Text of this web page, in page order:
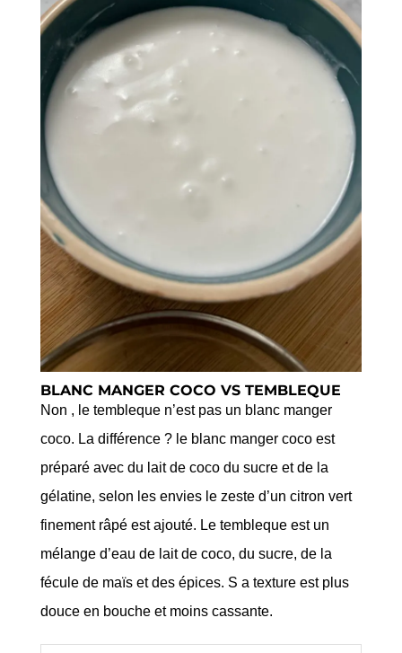
BLANC MANGER COCO VS TEMBLEQUE
Non , le tembleque n’est pas un blanc manger
coco. La différence ? le blanc manger coco est
préparé avec du lait de coco du sucre et de la
gélatine, selon les envies le zeste d’un citron vert
finement râpé est ajouté. Le tembleque est un
mélange d’eau de lait de coco, du sucre, de la
fécule de maïs et des épices. S a texture est plus
douce en bouche et moins cassante.